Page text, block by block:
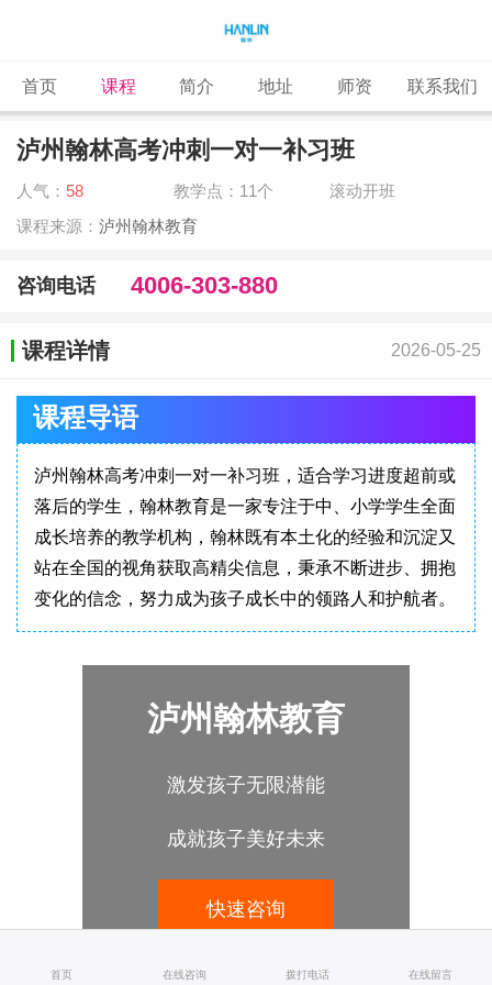
首页 课程 简介 地址 师资 联系我们
泸州翰林高考冲刺一对一补习班
人气： 58 教学点：11个
滚动开班
课程来源： 泸州翰林教育
咨询电话 4006-303-880
课程详情 2026-05-25
课程导语
泸州翰林高考冲刺一对一补习班，适合学习进度超前或
落后的学生​，翰林教育是一家专注于中、小学学生全面
成长培养的教学机构，翰林既有本土化的经验和沉淀又
站在全国的视角获取高精尖信息，秉承不断进步、拥抱
变化的信念，努力成为孩子成长中的领路人和护航者。
泸州翰林教育
激发孩子无限潜能
成就孩子美好未来
快速咨询
首页 在线咨询 拨打电话 在线留言